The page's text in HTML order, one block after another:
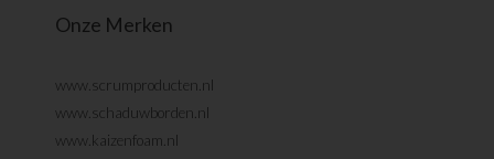
Onze Merken
www.scrumproducten.nl
www.schaduwborden.nl
www.kaizenfoam.nl